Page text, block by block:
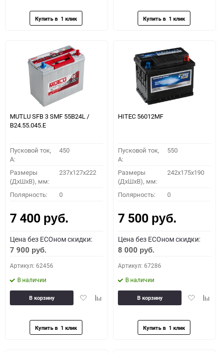
MUTLU SFB 3 SMF 55B24L /
B24.55.045.E
Пусковой ток,
A:
450
Размеры
(ДхШхВ), мм:
237x127x222
Полярность: 0
7 400 руб.
Цена без ECOном скидки:
7 900 руб.
Артикул: 62456
В наличии
ДобавитьДобавить
В корзину
HITEC 56012MF
Пусковой ток,
A:
550
Размеры
(ДхШхВ), мм:
242x175x190
Полярность: 0
7 500 руб.
Цена без ECOном скидки:
8 000 руб.
Артикул: 67286
В наличии
Добавить
В корзину